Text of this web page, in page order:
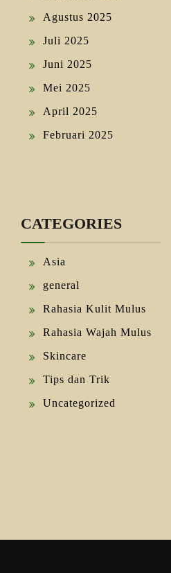
Agustus 2025
Juli 2025
Juni 2025
Mei 2025
April 2025
Februari 2025
CATEGORIES
Asia
general
Rahasia Kulit Mulus
Rahasia Wajah Mulus
Skincare
Tips dan Trik
Uncategorized